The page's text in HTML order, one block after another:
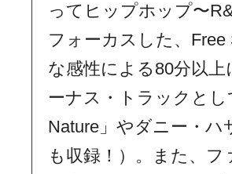
ってヒップホップ〜
フォーカスした、
な感性による80分以
ーナス・トラックと
Nature」やダニー・ハ
も収録！）。また、